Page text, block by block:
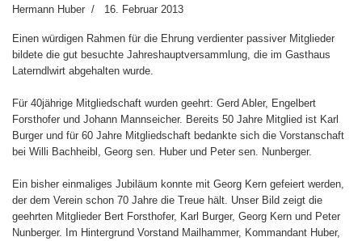
Hermann Huber 16. Februar 2013
Einen würdigen Rahmen für die Ehrung verdienter passiver Mitglieder
bildete die gut besuchte Jahreshauptversammlung, die im Gasthaus
Laterndlwirt abgehalten wurde.
Für 40jährige Mitgliedschaft wurden geehrt: Gerd Abler, Engelbert
Forsthofer und Johann Mannseicher. Bereits 50 Jahre Mitglied ist Karl
Burger und für 60 Jahre Mitgliedschaft bedankte sich die Vorstanschaft
bei Willi Bachheibl, Georg sen. Huber und Peter sen. Nunberger.
Ein bisher einmaliges Jubiläum konnte mit Georg Kern gefeiert werden,
der dem Verein schon 70 Jahre die Treue hält. Unser Bild zeigt die
geehrten Mitglieder Bert Forsthofer, Karl Burger, Georg Kern und Peter
Nunberger. Im Hintergrund Vorstand Mailhammer, Kommandant Huber,